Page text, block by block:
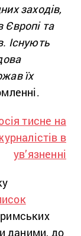
заходів,
Європі та
Існують
їх
тисне на
в
ув’язненні
даними, до